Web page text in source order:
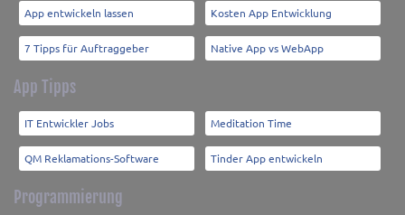
App entwickeln lassen Kosten App Entwicklung
7 Tipps für Auftraggeber Native App vs WebApp
App Tipps
IT Entwickler Jobs Meditation Time
QM Reklamations-Software Tinder App entwickeln
Programmierung